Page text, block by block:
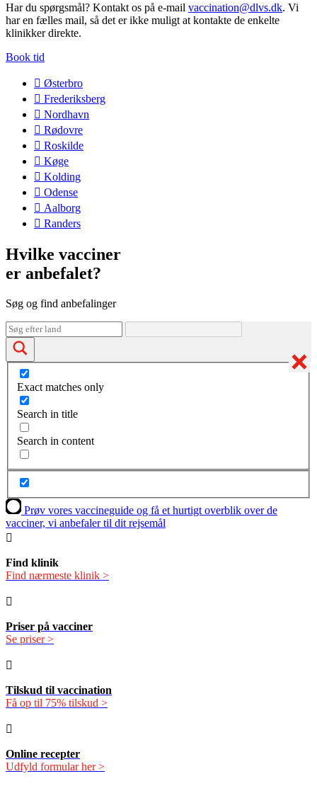
Har du spørgsmål? Kontakt os på e-mail vaccination@dlvs.dk. Vi
har en fælles mail, så det er ikke muligt at kontakte de enkelte
klinikker direkte.
Book tid
Østerbro
Frederiksberg
Nordhavn
Rødovre
Roskilde
Køge
Kolding
Odense
Aalborg
Randers
Hvilke vacciner
er anbefalet?
Søg og find anbefalinger
Exact matches only
Search in title
Search in content
Prøv vores vaccineguide og få et hurtigt overblik over de
vacciner, vi anbefaler til dit rejsemål
Find klinik
Find nærmeste klinik >
Priser på vacciner
Se priser >
Tilskud til vaccination
Få op til 75% tilskud >
Online recepter
Udfyld formular her >